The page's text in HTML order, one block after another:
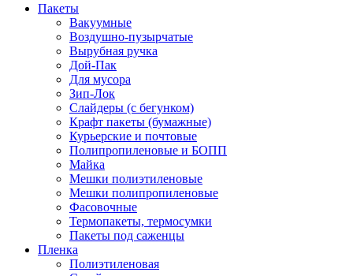
Пакеты
Вакуумные
Воздушно-пузырчатые
Вырубная ручка
Дой-Пак
Для мусора
Зип-Лок
Слайдеры (с бегунком)
Крафт пакеты (бумажные)
Курьерские и почтовые
Полипропиленовые и БОПП
Майка
Мешки полиэтиленовые
Мешки полипропиленовые
Фасовочные
Термопакеты, термосумки
Пакеты под саженцы
Пленка
Полиэтиленовая